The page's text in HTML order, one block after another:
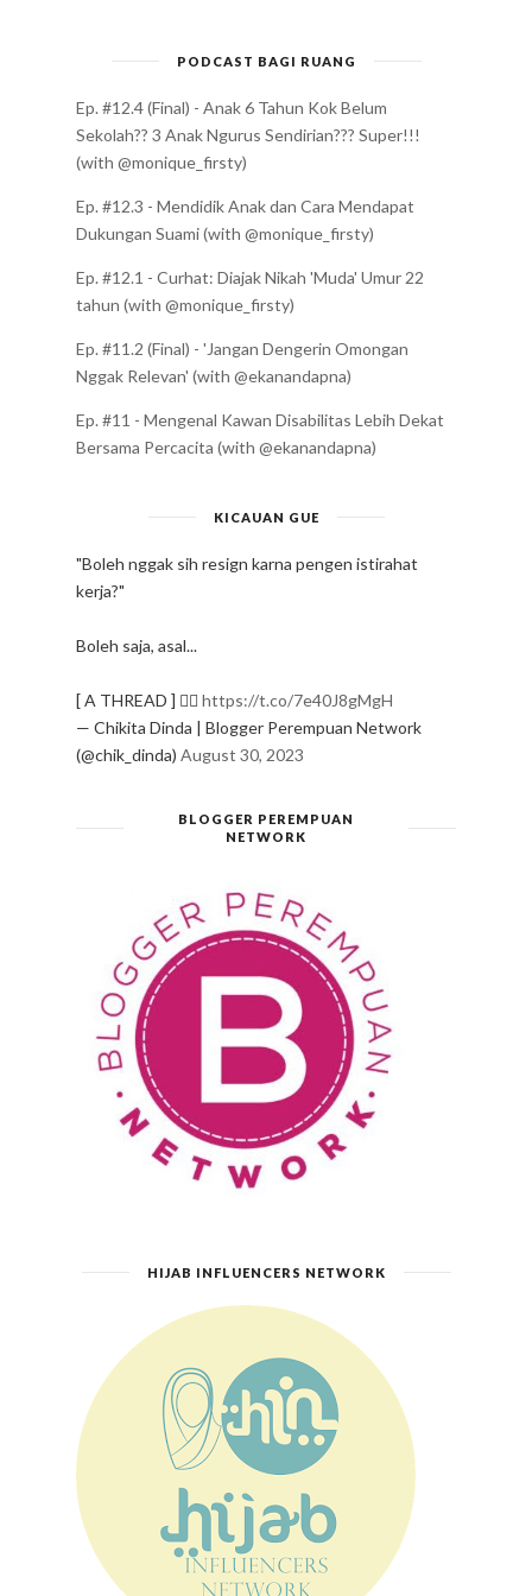
PODCAST BAGI RUANG
Ep. #12.4 (Final) - Anak 6 Tahun Kok Belum
Sekolah?? 3 Anak Ngurus Sendirian??? Super!!!
(with @monique_firsty)
Ep. #12.3 - Mendidik Anak dan Cara Mendapat
Dukungan Suami (with @monique_firsty)
Ep. #12.1 - Curhat: Diajak Nikah 'Muda' Umur 22
tahun (with @monique_firsty)
Ep. #11.2 (Final) - 'Jangan Dengerin Omongan
Nggak Relevan' (with @ekanandapna)
Ep. #11 - Mengenal Kawan Disabilitas Lebih Dekat
Bersama Percacita (with @ekanandapna)
KICAUAN GUE
"Boleh nggak sih resign karna pengen istirahat
kerja?"
Boleh saja, asal...
[ A THREAD ] ✍🏻 https://t.co/7e40J8gMgH
— Chikita Dinda | Blogger Perempuan Network
(@chik_dinda) August 30, 2023
BLOGGER PEREMPUAN
NETWORK
HIJAB INFLUENCERS NETWORK